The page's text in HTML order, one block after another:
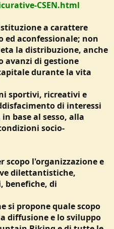
CSEN.html
a carattere
aconfessionale; non
la distribuzione, anche
di gestione
durante la vita
sportivi, ricreativi e
di interessi
base al sesso, alla
socio-
scopo l'organizzazione e
dilettantistiche,
benefiche, di
si propone quale scopo
diffusione e lo sviluppo